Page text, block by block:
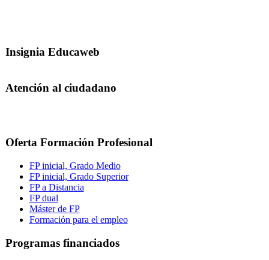
Insignia Educaweb
Atención al ciudadano
Oferta Formación Profesional
FP inicial, Grado Medio
FP inicial, Grado Superior
FP a Distancia
FP dual
Máster de FP
Formación para el empleo
Programas financiados